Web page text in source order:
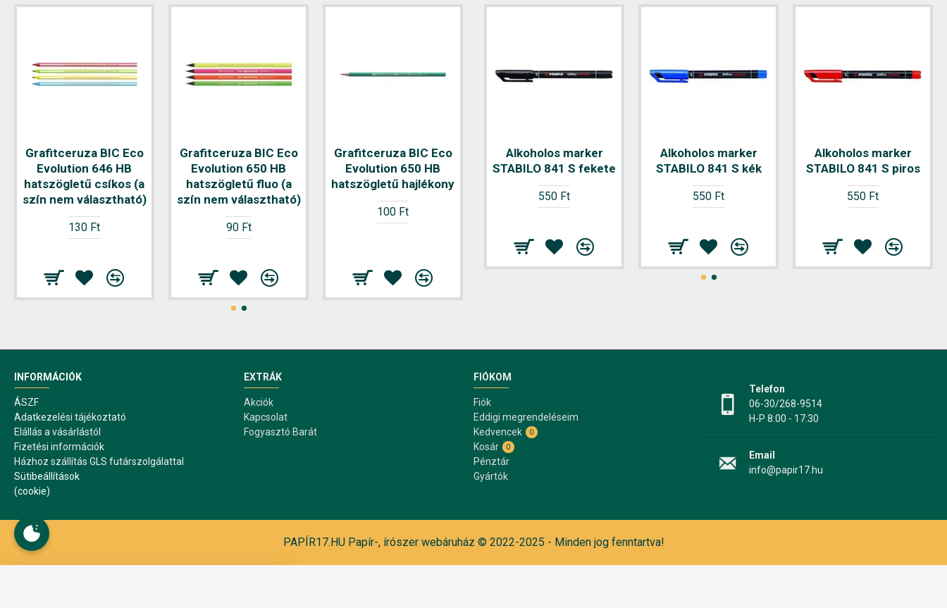
Grafitceruza BIC Eco
Evolution 646 HB
hatszögletű csíkos (a
szín nem választható)
130 Ft
Grafitceruza BIC Eco
Evolution 650 HB
hatszögletű fluo (a
szín nem választható)
90 Ft
Grafitceruza BIC Eco
Evolution 650 HB
hatszögletű hajlékony
100 Ft
Grafitceruza BIC Eco
Evolution 655 HB
hatszögletű fluo
radíros (a szín nem
140 Ft
Grafitceruza BIC Eco
Evolution 655 HB
hatszögletű hajlékony
radíros
Alkoholos marker
STABILO 841 S fekete
550 Ft
Alkoholos marker
STABILO 841 S kék
550 Ft
Alkoholos marker
STABILO 841 S piros
550 Ft
INFORMÁCIÓK
ÁSZF
Adatkezelési tájékoztató
Elállás a vásárlástól
Fizetési információk
Házhoz szállítás GLS futárszolgálattal
Sütibeállítások
(cookie)
EXTRÁK
Akciók
Kapcsolat
Fogyasztó Barát
FIÓKOM
Fiók
Eddigi megrendeléseim
Kedvencek
0
Kosár 0
Pénztár
Gyártók
Telefon
06-30/268-9514
H-P 8:00 - 17:30
Email
info@papir17.hu
PAPÍR17.HU Papír-, írószer webáruház © 2022-2025 - Minden jog fenntartva!